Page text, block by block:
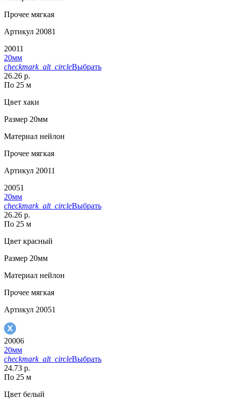
Прочее мягкая
Артикул 20081
20011
20мм
checkmark_alt_circleВыбрать
26.26 р.
По 25 м
Цвет хаки
Размер 20мм
Материал нейлон
Прочее мягкая
Артикул 20011
20051
20мм
checkmark_alt_circleВыбрать
26.26 р.
По 25 м
Цвет красный
Размер 20мм
Материал нейлон
Прочее мягкая
Артикул 20051
20006
20мм
checkmark_alt_circleВыбрать
24.73 р.
По 25 м
Цвет белый